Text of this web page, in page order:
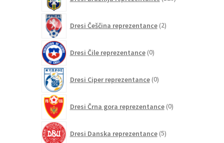
izdelkov
Dresi Češčina reprezentance 2izdelka
Dresi Čile reprezentance 0izdelkov
Dresi Ciper reprezentance 0izdelkov
Dresi Črna gora reprezentance 0izdelkov
Dresi Danska reprezentance 5izdelkov